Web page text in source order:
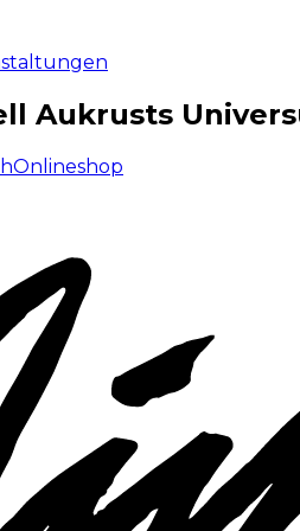
Aukrusts
Onlineshop